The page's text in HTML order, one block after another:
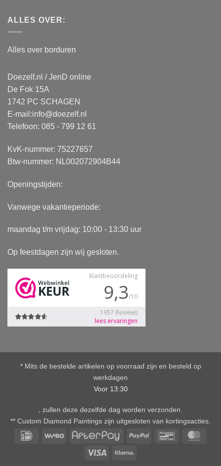
ALLES OVER:
Alles over borduren
Doezelf.nl / JenD online
De Fok 15A
1742 PC SCHAGEN
E-mail:info@doezelf.nl
Telefoon: 085 - 799 12 61
KvK-nummer: 75227657
Btw-nummer: NL002072904B44
Openingstijden:
Vanwege vakantieperiode:
maandag t/m vrijdag: 10:00 - 13:30 uur
Op feestdagen zijn wij gesloten.
* Mits de bestelde artikelen op voorraad zijn en besteld op
werkdagen
Voor 13:30
, zullen deze dezelfde dag worden verzonden.
** Custom Diamond Paintings zijn uitgesloten van kortingsacties.
IDeal
Wero AfterPayPayPal Bancontact
Visa